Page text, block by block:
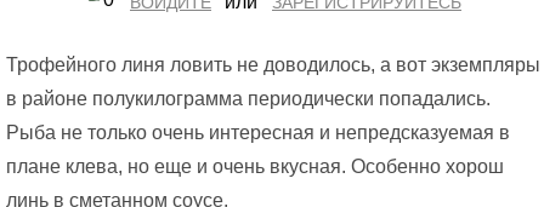
Трофейного линя ловить не доводилось, а вот экземпляры
в районе полукилограмма периодически попадались.
Рыба не только очень интересная и непредсказуемая в
плане клева, но еще и очень вкусная. Особенно хорош
линь в сметанном соусе.